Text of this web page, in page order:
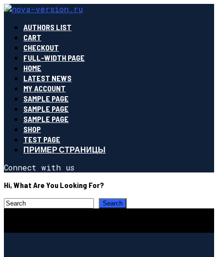
AUTHORS LIST
CART
CHECKOUT
FULL-WIDTH PAGE
HOME
LATEST NEWS
MY ACCOUNT
SAMPLE PAGE
SAMPLE PAGE
SAMPLE PAGE
SHOP
TEST PAGE
ПРИМЕР СТРАНИЦЫ
Connect with us
Hi, What Are You Looking For?